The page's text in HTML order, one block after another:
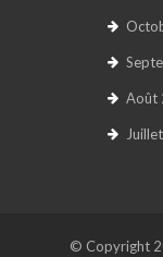
Août
© Copyright